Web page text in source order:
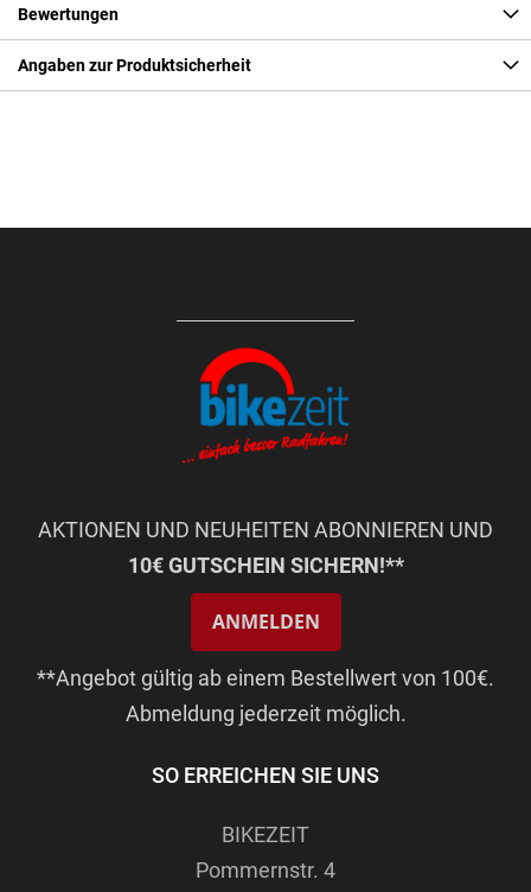
Bewertungen
Angaben zur Produktsicherheit
AKTIONEN UND NEUHEITEN ABONNIEREN UND
10€ GUTSCHEIN SICHERN!**
ANMELDEN
**Angebot gültig ab einem Bestellwert von 100€.
Abmeldung jederzeit möglich.
SO ERREICHEN SIE UNS
BIKEZEIT
Pommernstr. 4